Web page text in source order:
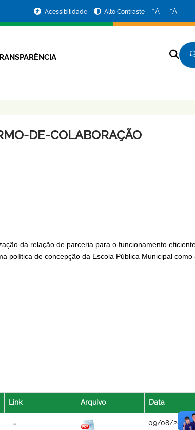
Acessibilidade Alto Contraste −A +A
DE-COLABORAÇÃO
da relação de parceria para o funcionamento
política de concepção da Escola Pública Municipal como
Link Arquivo Data
09/08/2021